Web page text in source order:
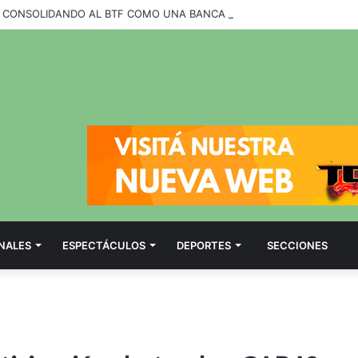
ESPECTÁCULOS DEPORTES SECCIONES